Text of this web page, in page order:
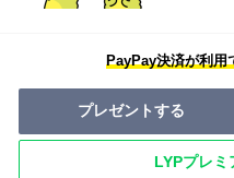
PayPay決済が利用
プレゼントする
LYPプレミ